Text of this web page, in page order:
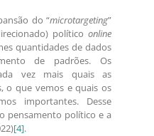
do “microtargeting”
político online
quantidades de dados
de padrões. Os
vez mais quais as
o que vemos e quais os
importantes. Desse
pensamento político e a
[4].